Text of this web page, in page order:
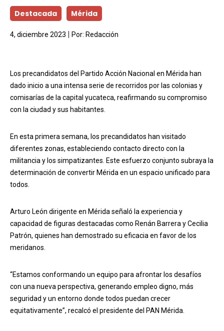
Destacada Mérida
4, diciembre 2023 Por: Redacción
Los precandidatos del Partido Acción Nacional en Mérida han
dado inicio a una intensa serie de recorridos por las colonias y
comisarías de la capital yucateca, reafirmando su compromiso
con la ciudad y sus habitantes.
En esta primera semana, los precandidatos han visitado
diferentes zonas, estableciendo contacto directo con la
militancia y los simpatizantes. Este esfuerzo conjunto subraya la
determinación de convertir Mérida en un espacio unificado para
todos.
Arturo León dirigente en Mérida señaló la experiencia y
capacidad de figuras destacadas como Renán Barrera y Cecilia
Patrón, quienes han demostrado su eficacia en favor de los
meridanos.
“Estamos conformando un equipo para afrontar los desafíos
con una nueva perspectiva, generando empleo digno, más
seguridad y un entorno donde todos puedan crecer
equitativamente”, recalcó el presidente del PAN Mérida.